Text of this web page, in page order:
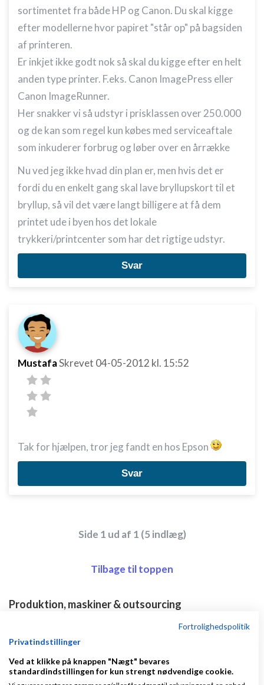
sortimentet fra både HP og Canon. Du skal kigge
efter modellerne hvor papiret "står op" på bagsiden
af printeren.
Er inkjet ikke godt nok så skal du kigge efter en helt
anden type printer. F.eks. Canon ImagePress eller
Canon ImageRunner.
Her snakker vi så udstyr i prisklassen over 250.000
og de kan som regel kun købes med serviceaftale
som inkuderer forbrug og løber over en årrække
Nu ved jeg ikke hvad din plan er, men hvis det er
fordi du en enkelt gang skal lave bryllupskort til et
bryllup, så vil det være langt billigere at få dem
printet ude i byen hos det lokale
trykkeri/printcenter som har det rigtige udstyr.
Svar
MustafaSkrevet 04-05-2012 kl. 15:52
Tak for hjælpen, tror jeg fandt en hos Epson
Svar
Side 1 ud af 1 (5 indlæg)
Tilbage til toppen
Produktion, maskiner & outsourcing
Lokaler Til Pølseproduktion Røgeri
KasperArndt den 05-05-2026
Fortrolighedspolitik
Privatindstillinger
Ved at klikke på knappen "Nægt" bevares
standardindstillingen for kun strengt nødvendige cookie.